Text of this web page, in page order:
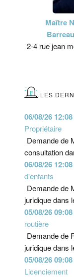
Maître
2-4 rue jean
LES
06/08/26 12:08
Propriétaire
Demande de
consultation
06/08/26 12:08
d'enfants
Demande de
juridique dans
05/08/26 09:08
routière
Demande de
juridique dans
05/08/26 09:08
Licenciement